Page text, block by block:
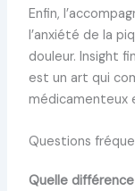
Enfin,
l’anxiété de la
douleur. Insight
est un art qui
médicamenteux
Questions
Quelle